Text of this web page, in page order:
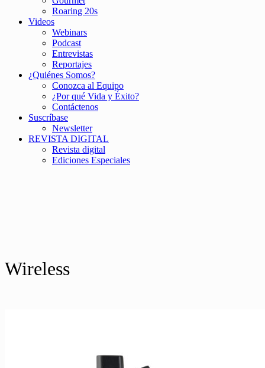
Roaring 20s
Videos
Webinars
Podcast
Entrevistas
Reportajes
¿Quiénes Somos?
Conozca al Equipo
¿Por qué Vida y Éxito?
Contáctenos
Suscríbase
Newsletter
REVISTA DIGITAL
Revista digital
Ediciones Especiales
Wireless